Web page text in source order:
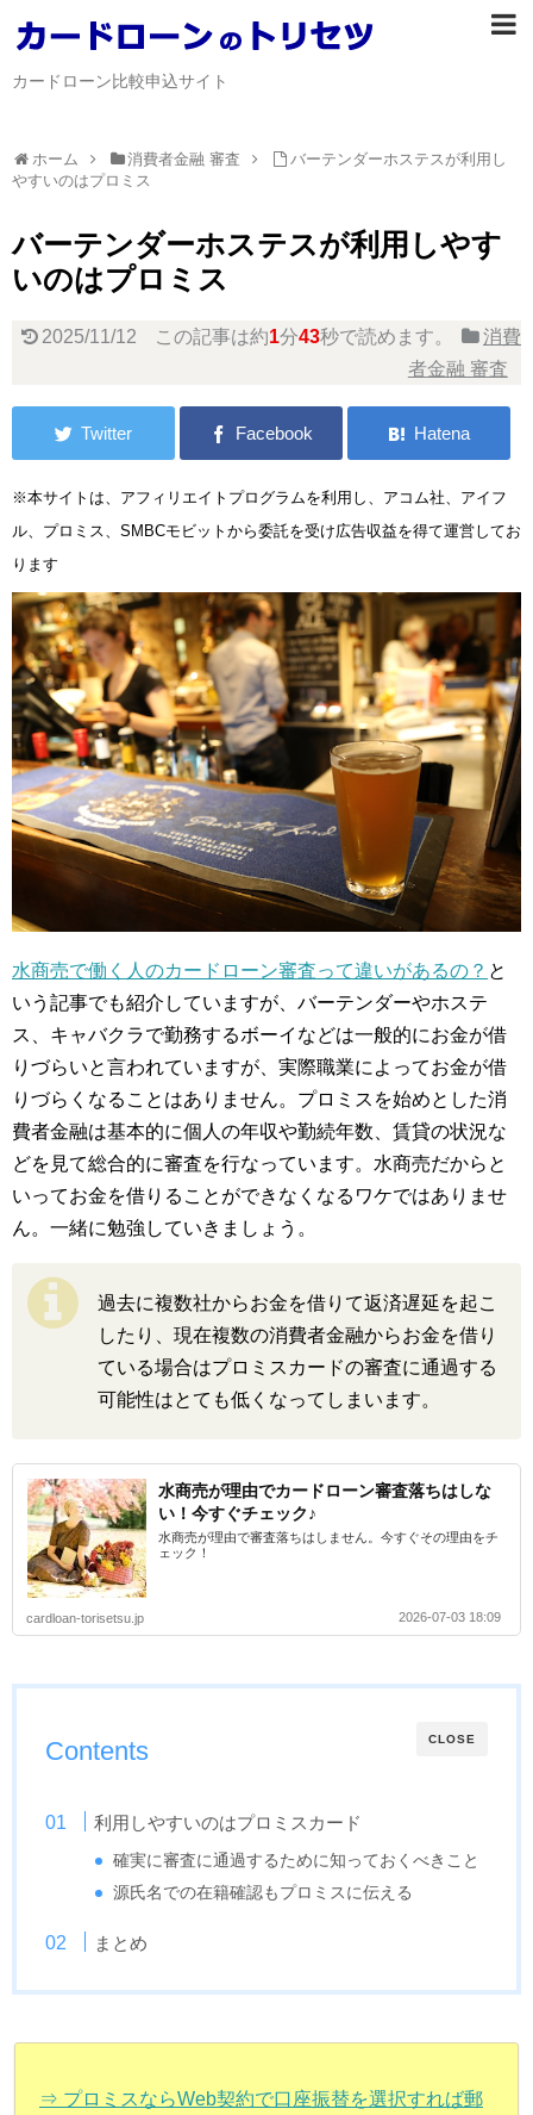
カードローン比較申込サイト
ホーム 消費者金融 審査
バーテンダーホステスが利用し
やすいのはプロミス
バーテンダーホステスが利用しやす
いのはプロミス
2025/11/12 この記事は約1分43秒で読めます。
消費
者金融 審査
※本サイトは、アフィリエイトプログラムを利用し、アコム社、アイフ
ル、プロミス、SMBCモビットから委託を受け広告収益を得て運営してお
ります
水商売で働く人のカードローン審査って違いがあるの？ と
いう記事でも紹介していますが、バーテンダーやホステ
ス、キャバクラで勤務するボーイなどは一般的にお金が借
りづらいと言われていますが、実際職業によってお金が借
りづらくなることはありません。プロミスを始めとした消
費者金融は基本的に個人の年収や勤続年数、賃貸の状況な
どを見て総合的に審査を行なっています。水商売だからと
いってお金を借りることができなくなるワケではありませ
ん。一緒に勉強していきましょう。
過去に複数社からお金を借りて返済遅延を起こ
したり、現在複数の消費者金融からお金を借り
ている場合はプロミスカードの審査に通過する
可能性はとても低くなってしまいます。
水商売が理由でカードローン審査落ちはしな
い！今すぐチェック♪
水商売が理由で審査落ちはしません。今すぐその理由をチ
ェック！
cardloan-torisetsu.jp 2026-07-03 18:09
CLOSE
Contents
利用しやすいのはプロミスカード
確実に審査に通過するために知っておくべきこと
源氏名での在籍確認もプロミスに伝える
まとめ
⇒ プロミスならWeb契約で口座振替を選択すれば郵